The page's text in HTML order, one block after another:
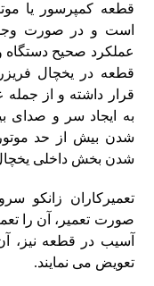
قطعه کمپرسور یا
است و در صورت
عملکرد صحیح
قطعه در یخچال
قرار داشته و از جمله
به ایجاد سر و صدای
شدن بیش‌ از حد
شدن بخش داخلی
تعمیرکاران زانکو
صورت تعمیر، آن را
آسیب در قطعه نیز،
تعویض می‌ نمایند.